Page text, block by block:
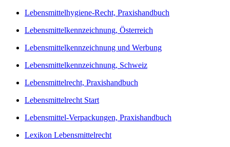
Lebensmittelhygiene-Recht, Praxishandbuch
Lebensmittelkennzeichnung, Österreich
Lebensmittelkennzeichnung und Werbung
Lebensmittelkennzeichnung, Schweiz
Lebensmittelrecht, Praxishandbuch
Lebensmittelrecht Start
Lebensmittel-Verpackungen, Praxishandbuch
Lexikon Lebensmittelrecht